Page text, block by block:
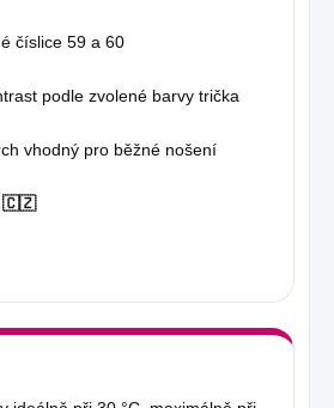
číslice 59 a 60
podle zvolené barvy trička
vhodný pro běžné nošení
🇨🇿